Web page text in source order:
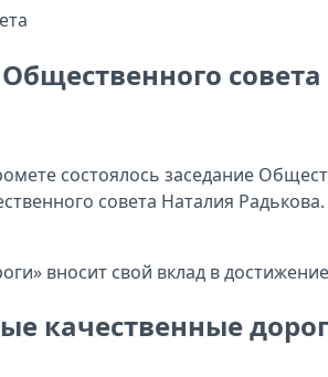
совета
состоялось заседание
совета Наталия Радькова.
качественные